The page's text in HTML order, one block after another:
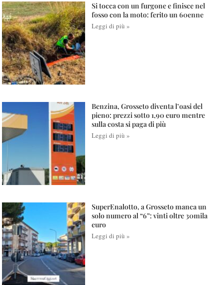
Si tocca con un furgone e finisce nel
fosso con la moto: ferito un 60enne
Leggi di più »
Benzina, Grosseto diventa l’oasi del
pieno: prezzi sotto 1,90 euro mentre
sulla costa si paga di più
Leggi di più »
SuperEnalotto, a Grosseto manca un
solo numero al “6”: vinti oltre 30mila
euro
Leggi di più »